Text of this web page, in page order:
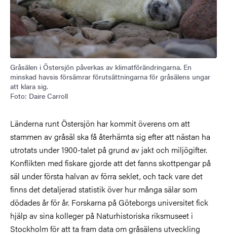
Gråsälen i Östersjön påverkas av klimatförändringarna. En
minskad havsis försämrar förutsättningarna för gråsälens ungar
att klara sig.
Foto: Daire Carroll
Länderna runt Östersjön har kommit överens om att
stammen av gråsäl ska få återhämta sig efter att nästan ha
utrotats under 1900-talet på grund av jakt och miljögifter.
Konflikten med fiskare gjorde att det fanns skottpengar på
säl under första halvan av förra seklet, och tack vare det
finns det detaljerad statistik över hur många sälar som
dödades år för år. Forskarna på Göteborgs universitet fick
hjälp av sina kolleger på Naturhistoriska riksmuseet i
Stockholm för att ta fram data om gråsälens utveckling